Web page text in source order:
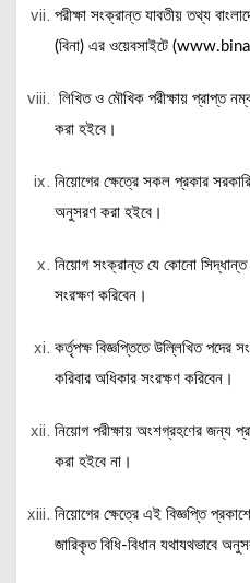
পরীক্ষা সংক্রান্ত যাবতীয় তথ্য
(বিনা) এর ওয়েবসাইটে
লিখিত ও মৌখিক পরীক্ষায় প্রাপ্ত
করা হইবে।
নিয়োগের ক্ষেত্রে সকল প্রকার সরকারি
অনুসরণ করা হইবে।
নিয়োগ সংক্রান্ত যে কোনো সিদ্ধান্ত
সংরক্ষণ করিবেন।
কর্তৃপক্ষ বিজ্ঞপ্তিতে উল্লিখিত পদের
করিবার অধিকার সংরক্ষণ করিবেন।
নিয়োগ পরীক্ষায় অংশগ্রহণের জন্য
করা হইবে না।
নিয়োগের ক্ষেত্রে এই বিজ্ঞপ্তি
জারিকৃত বিধি-বিধান যথাযথভাবে